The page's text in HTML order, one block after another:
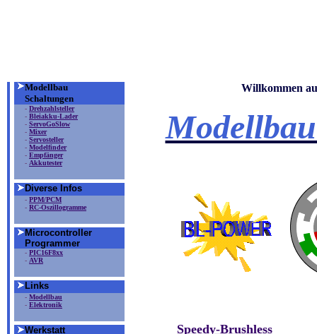
Modellbau
Schaltungen
- Drehzahlsteller
- Bleiakku-Lader
- ServoGoSlow
- Mixer
- Servosteller
- Modelfinder
- Empfänger
- Akkutester
Diverse Infos
- PPM/PCM
- RC-Oszillogramme
Microcontroller
Programmer
- PIC16F8xx
- AVR
Links
- Modellbau
- Elektronik
Werkstatt
Willkommen
Speedy-Brushless